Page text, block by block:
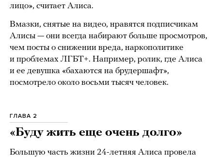
лицо», считает Алиса.
Вмазки, снятые на видео, нравятся подписчикам
Алисы — они всегда набирают больше просмотров,
чем посты о снижении вреда, наркополитике
и проблемах ЛГБТ+. Например, ролик, где Алиса
и ее девушка «бахаются на брудершафт»,
посмотрело около восьми тысяч человек.
ГЛАВА 2
«Буду жить еще очень долго»
Большую часть жизни 24-летняя Алиса провела